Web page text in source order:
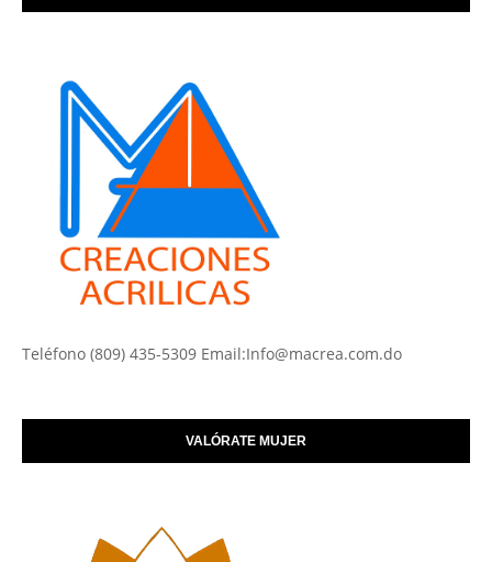
Teléfono (809) 435-5309 Email:Info@macrea.com.do
VALÓRATE MUJER